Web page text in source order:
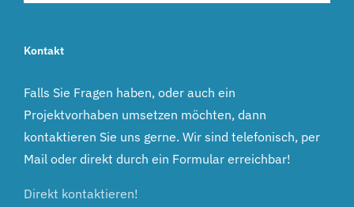
Kontakt
Falls Sie Fragen haben, oder auch ein
Projektvorhaben umsetzen möchten, dann
kontaktieren Sie uns gerne. Wir sind telefonisch, per
Mail oder direkt durch ein Formular erreichbar!
Direkt kontaktieren!